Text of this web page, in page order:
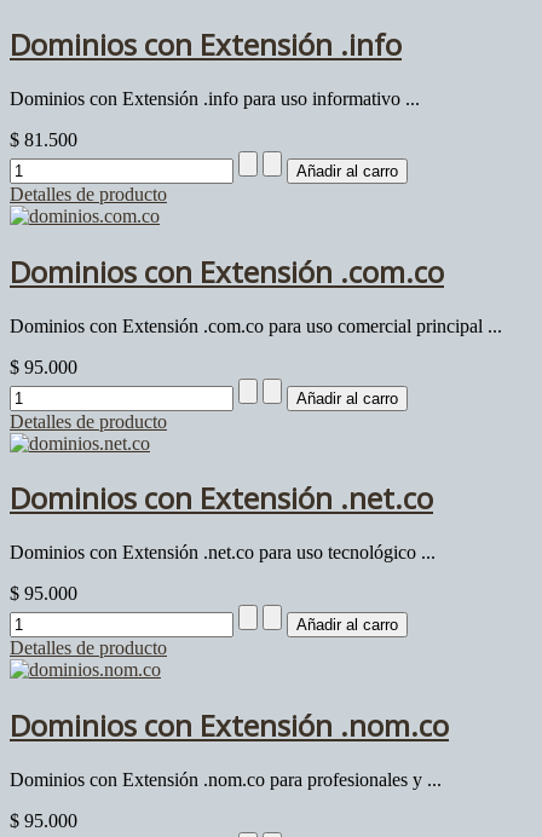
Dominios con Extensión .info
Dominios con Extensión .info para uso informativo ...
$ 81.500
Detalles de producto
Dominios con Extensión .com.co
Dominios con Extensión .com.co para uso comercial principal ...
$ 95.000
Detalles de producto
Dominios con Extensión .net.co
Dominios con Extensión .net.co para uso tecnológico ...
$ 95.000
Detalles de producto
Dominios con Extensión .nom.co
Dominios con Extensión .nom.co para profesionales y ...
$ 95.000